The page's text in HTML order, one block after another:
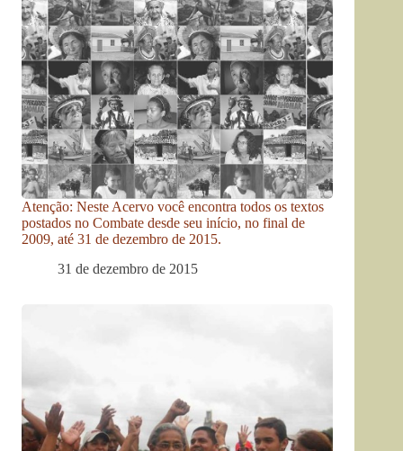
Atenção: Neste Acervo você encontra todos os textos
postados no Combate desde seu início, no final de
2009, até 31 de dezembro de 2015.
31 de dezembro de 2015